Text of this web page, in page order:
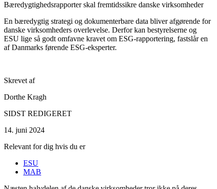
Bæredygtighedsrapporter skal fremtidssikre danske virksomheder
En bæredygtig strategi og dokumenterbare data bliver afgørende for
danske virksomheders overlevelse. Derfor kan bestyrelserne og
ESU lige så godt omfavne kravet om ESG-rapportering, fastslår en
af Danmarks førende ESG-eksperter.
Skrevet af
Dorthe Kragh
SIDST REDIGERET
14. juni 2024
Relevant for dig hvis du er
ESU
MAB